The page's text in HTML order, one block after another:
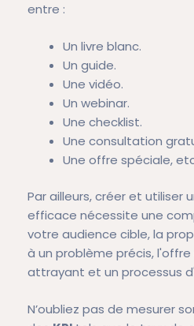
entre :
Un livre blanc.
Un guide.
Une vidéo.
Un webinar.
Une checklist.
Une consultation
Une offre spéciale,
Par ailleurs, créer et utiliser
efficace nécessite une
votre audience cible, la
à un problème précis, l'offre
attrayant et un processus
N’oubliez pas de mesurer